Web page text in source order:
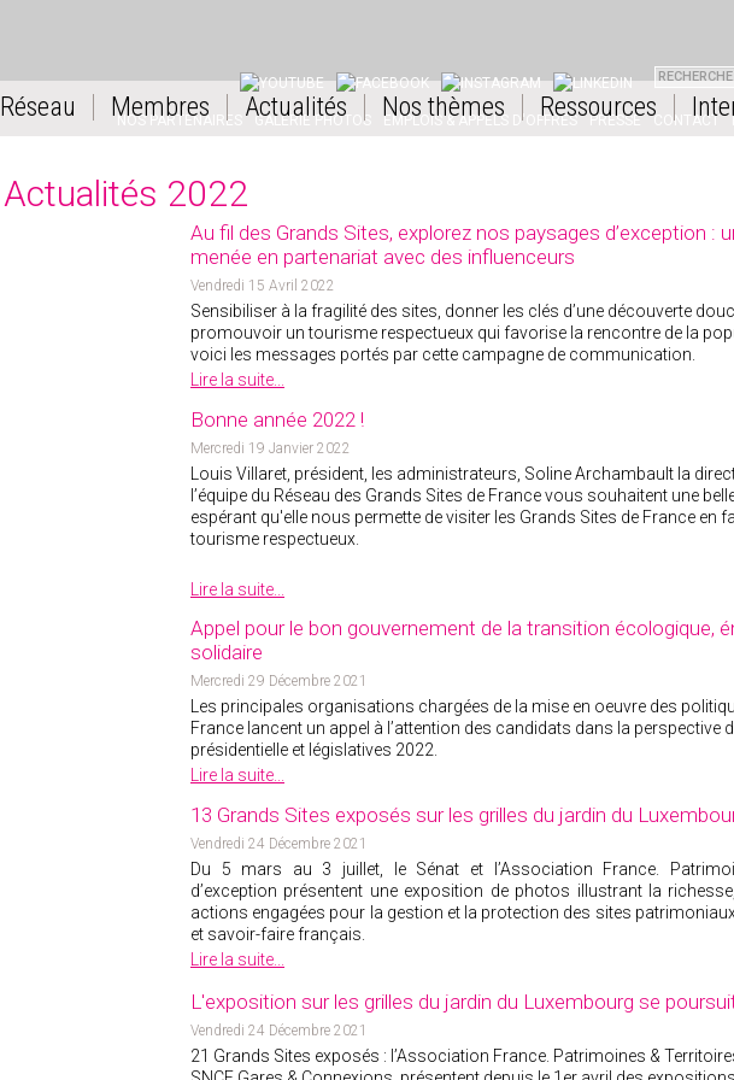
NOS PARTENAIRES GALERIE PHOTOS EMPLOIS & APPELS D'OFFRES PRESSE CONTACT
Réseau Membres Actualités Nos thèmes Ressources
Actualités 2022
Au fil des Grands Sites, explorez nos paysages d’exception :
menée en partenariat avec des influenceurs
Vendredi 15 Avril 2022
Sensibiliser à la fragilité des sites, donner les clés d’une découverte
promouvoir un tourisme respectueux qui favorise la rencontre de la
voici les messages portés par cette campagne de communication.
Lire la suite...
Bonne année 2022 !
Mercredi 19 Janvier 2022
Louis Villaret, président, les administrateurs, Soline Archambault la
l’équipe du Réseau des Grands Sites de France vous souhaitent une
espérant qu'elle nous permette de visiter les Grands Sites de France en
tourisme respectueux.
Lire la suite...
Appel pour le bon gouvernement de la transition écologique,
solidaire
Mercredi 29 Décembre 2021
Les principales organisations chargées de la mise en oeuvre des
France lancent un appel à l’attention des candidats dans la perspective
présidentielle et législatives 2022.
Lire la suite...
13 Grands Sites exposés sur les grilles du jardin du
Vendredi 24 Décembre 2021
Du 5 mars au 3 juillet, le Sénat et l’Association France.
d’exception présentent une exposition de photos illustrant la
actions engagées pour la gestion et la protection des sites
et savoir-faire français.
Lire la suite...
L'exposition sur les grilles du jardin du Luxembourg se
Vendredi 24 Décembre 2021
21 Grands Sites exposés : l’Association France. Patrimoines &